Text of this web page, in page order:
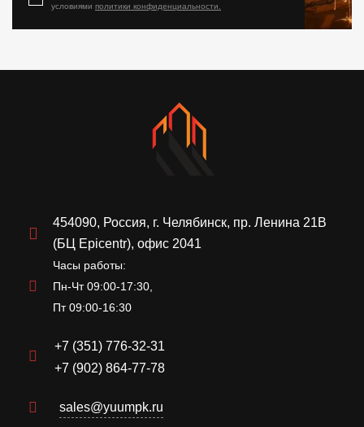
условиями политики конфиденциальности.
454090, Россия, г. Челябинск, пр. Ленина 21В
(БЦ Epicentr), офис 2041
Часы работы:
Пн-Чт 09:00-17:30,
Пт 09:00-16:30
+7 (351) 776-32-31
+7 (902) 864-77-78
sales@yuumpk.ru